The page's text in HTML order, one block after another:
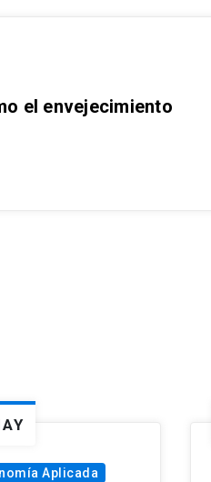
el envejecimiento
Aplicada